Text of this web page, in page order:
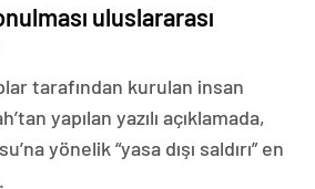
uluslararası
tarafından kurulan insan
yapılan yazılı açıklamada,
yönelik “yasa dışı saldırı” en